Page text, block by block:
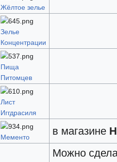
Жёлтое зелье
Зелье
Концентрации
Пища
Питомцев
Лист
Иггдрасиля
Мементо в магазине
Можно